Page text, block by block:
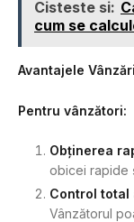
Cisteste si:
cum se
Avantajele
Pentru vânzători:
Obținerea
obicei rapide
Control total
Vânzătorul